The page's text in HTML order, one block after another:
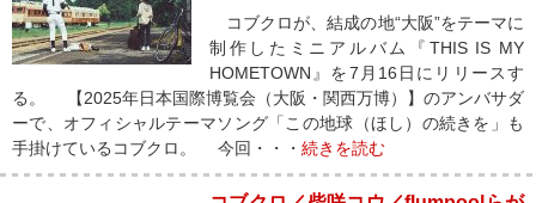
コブクロが、結成の地“大阪”をテーマに
制作したミニアルバム『THIS IS MY
HOMETOWN』を7月16日にリリースす
る。 【2025年日本国際博覧会（大阪・関西万博）】のアンバサダ
ーで、オフィシャルテーマソング「この地球（ほし）の続きを」も
手掛けているコブクロ。 今回・・・ 続きを読む